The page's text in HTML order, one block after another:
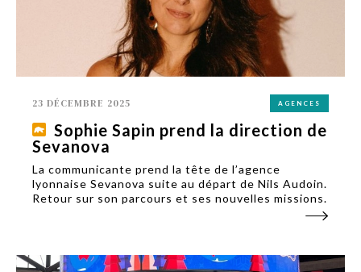
23 DÉCEMBRE 2025 AGENCES
Sophie Sapin prend la direction de
Sevanova
La communicante prend la tête de l’agence
lyonnaise Sevanova suite au départ de Nils Audoin.
Retour sur son parcours et ses nouvelles missions.